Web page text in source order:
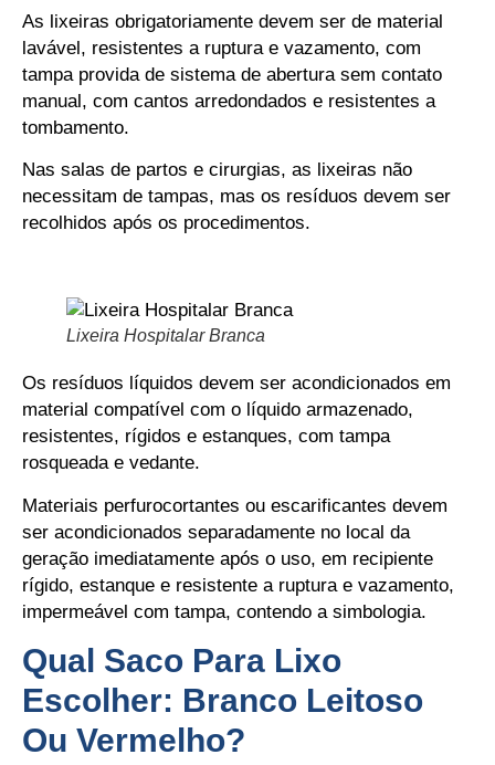
As lixeiras obrigatoriamente devem ser de material
lavável, resistentes a ruptura e vazamento, com
tampa provida de sistema de abertura sem contato
manual, com cantos arredondados e resistentes a
tombamento.
Nas salas de partos e cirurgias, as lixeiras não
necessitam de tampas, mas os resíduos devem ser
recolhidos após os procedimentos.
Lixeira Hospitalar Branca
Os resíduos líquidos devem ser acondicionados em
material compatível com o líquido armazenado,
resistentes, rígidos e estanques, com tampa
rosqueada e vedante.
Materiais perfurocortantes ou escarificantes devem
ser acondicionados separadamente no local da
geração imediatamente após o uso, em recipiente
rígido, estanque e resistente a ruptura e vazamento,
impermeável com tampa, contendo a simbologia.
Qual Saco Para Lixo
Escolher: Branco Leitoso
Ou Vermelho?